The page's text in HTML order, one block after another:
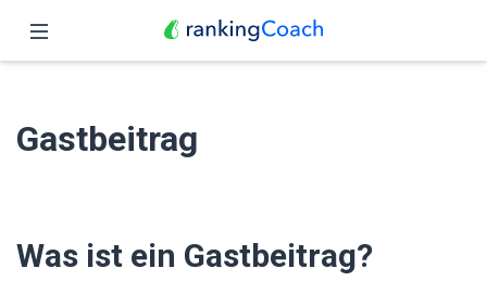
Funktionen
Partner
Gastbeitrag
Was ist ein Gastbeitrag?